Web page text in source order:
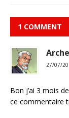
1 COMMENT
27/07/
Bon j’ai 3 mois
ce commentaire